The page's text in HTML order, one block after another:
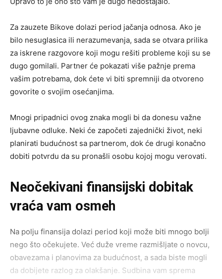
Za zauzete Bikove dolazi period jačanja odnosa. Ako je
bilo nesuglasica ili nerazumevanja, sada se otvara prilika
za iskrene razgovore koji mogu rešiti probleme koji su se
dugo gomilali. Partner će pokazati više pažnje prema
vašim potrebama, dok ćete vi biti spremniji da otvoreno
govorite o svojim osećanjima.
Mnogi pripadnici ovog znaka mogli bi da donesu važne
ljubavne odluke. Neki će započeti zajednički život, neki
planirati budućnost sa partnerom, dok će drugi konačno
dobiti potvrdu da su pronašli osobu kojoj mogu verovati.
Neočekivani finansijski dobitak
vraća vam osmeh
Na polju finansija dolazi period koji može biti mnogo bolji
nego što očekujete. Već duže vreme razmišljate o novcu,
obavezama i planovima za budućnost, a sada biste mogli
da dobijete razlog za olakšanje. Sudbina vam sprema